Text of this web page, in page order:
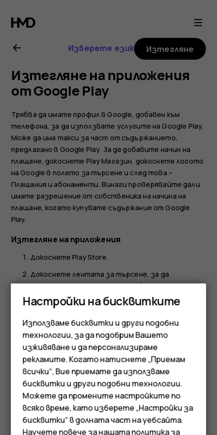
Ръководство
на
потребителя
за
Nokia
G21
Смартфони
Мобилни телефони
Аксесоари
Изберете език Изтегляне
Изтегляне на приложения
от Google Play
Трябва да имате профил в Google, добавен към
телефона, за да използвате услугите на Google Play.
Може да има такси за част от съдържанието,
предлагано в Google Play. За да добавите начин на
плащане, докоснете Play Магазин, докоснете логото
на Google в полето за търсене и след това –
Плащания и абонаменти. Винаги проверявайте дали
имате разрешение от собственика на начина на
плащане, когато купувате съдържание от Google
Play.
Изтегляне на приложения
ДокоснетеPlay Store.
Докоснете лентата за търсене, за да
намерите приложения, или изберете
приложения от препоръчаните.
Инсталиране, за да изтеглите и инсталирате
приложението.
За да видите приложенията си, отидете на началния
екран и плъзнете бързо нагоре от долния край на
Настройки на бисквитките
Използваме бисквитки и други подобни
технологии, за да подобрим Вашето
изживяване и да персонализираме
рекламите. Когато натиснете „Приемам
всички“, Вие приемате да използваме
бисквитки и други подобни технологии.
Можете да промените настройките по
всяко време, като изберете „Настройки за
бисквитки“ в долната част на уебсайта.
Научете повече за нашатаполитика за